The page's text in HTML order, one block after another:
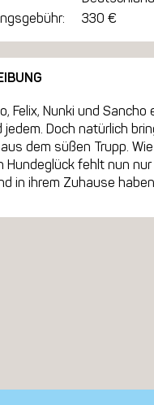
330 €
Felix, Nunki und
jedem. Doch natürlich
dem süßen Trupp.
Hundeglück fehlt nun nur
in ihrem Zuhause